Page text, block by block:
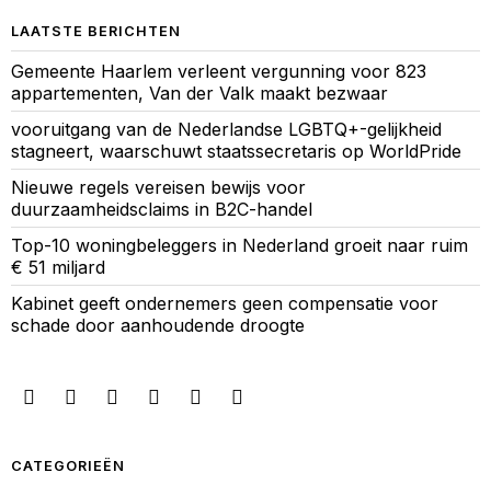
LAATSTE BERICHTEN
Gemeente Haarlem verleent vergunning voor 823
appartementen, Van der Valk maakt bezwaar
vooruitgang van de Nederlandse LGBTQ+-gelijkheid
stagneert, waarschuwt staatssecretaris op WorldPride
Nieuwe regels vereisen bewijs voor
duurzaamheidsclaims in B2C-handel
Top-10 woningbeleggers in Nederland groeit naar ruim
€ 51 miljard
Kabinet geeft ondernemers geen compensatie voor
schade door aanhoudende droogte
CATEGORIEËN